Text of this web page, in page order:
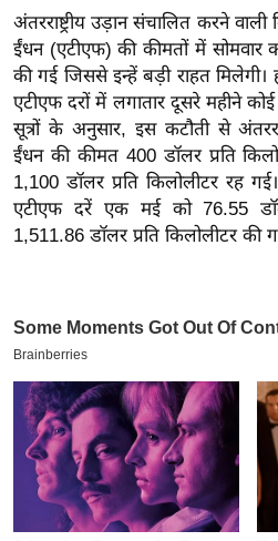
वि
शे
ष
ज्ञ
रा
य
ब
ज
ट
क्रि
के
ट
P
अंतरराष्ट्रीय उड़ान संचालित करने
ईंधन (एटीएफ) की कीमतों में सोमवार
की गई जिससे इन्हें बड़ी राहत
एटीएफ दरों में लगातार दूसरे महीने कोई
सूत्रों के अनुसार, इस कटौती से
ईंधन की कीमत 400 डॉलर प्रति
1,100 डॉलर प्रति किलोलीटर रह
एटीएफ दरें एक मई को 76.55
1,511.86 डॉलर प्रति किलोलीटर की